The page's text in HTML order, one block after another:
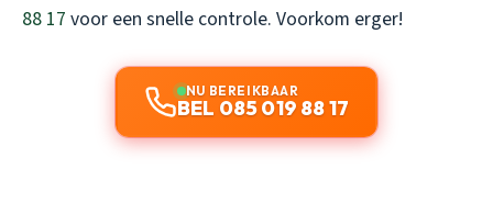
88 17 voor een snelle controle. Voorkom erger!
NU BEREIKBAAR
BEL 085 019 88 17